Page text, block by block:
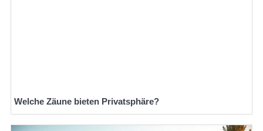
Welche Zäune bieten Privatsphäre?